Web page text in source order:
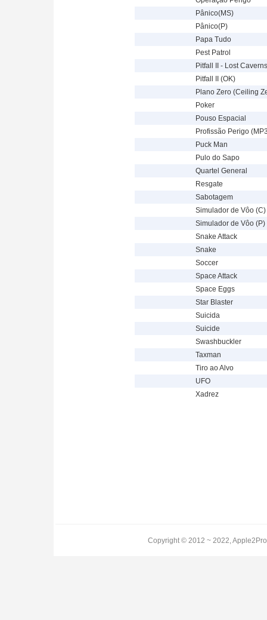
Pânico(MS)
Pânico(P)
Papa Tudo
Pest Patrol
Pitfall II - Lost Caverns
Pitfall II (OK)
Plano Zero (Ceiling
Poker
Pouso Espacial
Profissão Perigo
Puck Man
Pulo do Sapo
Quartel General
Resgate
Sabotagem
Simulador de Vôo (C)
Simulador de Vôo (P)
Snake Attack
Snake
Soccer
Space Attack
Space Eggs
Star Blaster
Suicida
Suicide
Swashbuckler
Taxman
Tiro ao Alvo
UFO
Xadrez
Copyright © 2012 ~ 2022,